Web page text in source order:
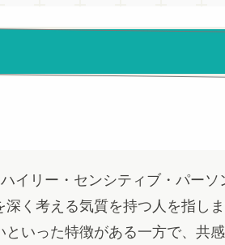
イリー・センシティブ・パーソ
く考える気質を持つ人を指し
いった特徴がある一方で、共